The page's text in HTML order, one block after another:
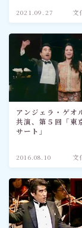
2021.09.27 文
アンジェラ・ゲオ
共演、第５回「東
サート」
2016.08.10 文